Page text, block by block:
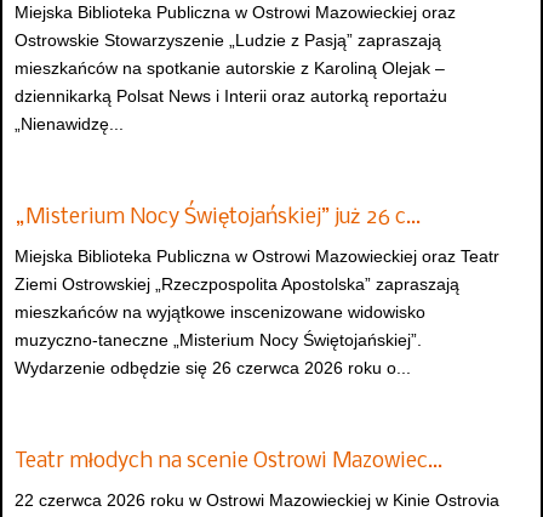
Miejska Biblioteka Publiczna w Ostrowi Mazowieckiej oraz
Ostrowskie Stowarzyszenie „Ludzie z Pasją” zapraszają
mieszkańców na spotkanie autorskie z Karoliną Olejak –
dziennikarką Polsat News i Interii oraz autorką reportażu
„Nienawidzę...
„Misterium Nocy Świętojańskiej” już 26 c…
Miejska Biblioteka Publiczna w Ostrowi Mazowieckiej oraz Teatr
Ziemi Ostrowskiej „Rzeczpospolita Apostolska” zapraszają
mieszkańców na wyjątkowe inscenizowane widowisko
muzyczno-taneczne „Misterium Nocy Świętojańskiej”.
Wydarzenie odbędzie się 26 czerwca 2026 roku o...
Teatr młodych na scenie Ostrowi Mazowiec…
22 czerwca 2026 roku w Ostrowi Mazowieckiej w Kinie Ostrovia